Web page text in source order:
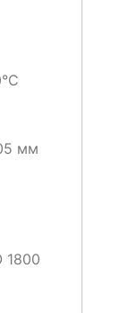
мм
1800